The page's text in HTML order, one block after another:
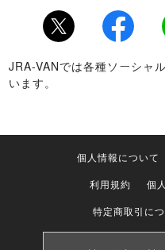
Twitter Facebook
JRA-VANでは各種ソーシャ
います。
個人情報について
利用規約
個
特定商取引に